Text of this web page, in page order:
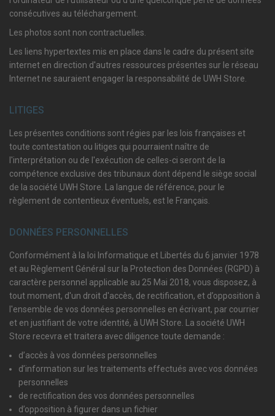
consécutives au téléchargement.
Les photos sont non contractuelles.
Les liens hypertextes mis en place dans le cadre du présent site
internet en direction d'autres ressources présentes sur le réseau
Internet ne sauraient engager la responsabilité de UWH Store.
LITIGES
Les présentes conditions sont régies par les lois françaises et
toute contestation ou litiges qui pourraient naître de
l'interprétation ou de l'exécution de celles-ci seront de la
compétence exclusive des tribunaux dont dépend le siège social
de la société UWH Store. La langue de référence, pour le
règlement de contentieux éventuels, est le Français.
DONNÉES PERSONNELLES
Conformément à la loi Informatique et Libertés du 6 janvier 1978
et au Règlement Général sur la Protection des Données (RGPD) à
caractère personnel applicable au 25 Mai 2018, vous disposez, à
tout moment, d'un droit d'accès, de rectification, et d’opposition à
l'ensemble de vos données personnelles en écrivant, par courrier
et en justifiant de votre identité, à UWH Store. La société UWH
Store recevra et traitera avec diligence toute demande :
d’accès à vos données personnelles
d’information sur les traitements effectués avec vos données
personnelles
de rectification des vos données personnelles
d’opposition à figurer dans un fichier